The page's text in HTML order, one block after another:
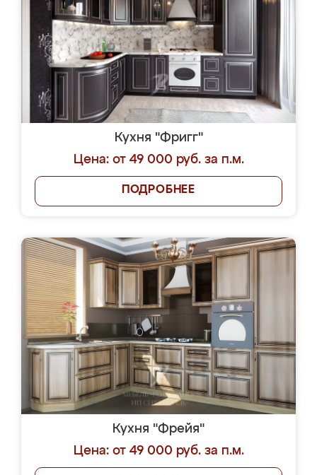
Кухня "Фригг"
Цена: от 49 000 руб. за п.м.
ПОДРОБНЕЕ
Кухня "Фрейя"
Цена: от 49 000 руб. за п.м.